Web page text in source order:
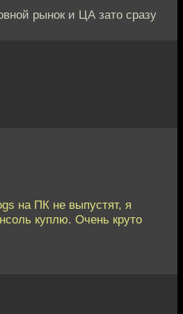
рынок и ЦА зато сразу
на ПК не выпустят, я
куплю. Очень круто